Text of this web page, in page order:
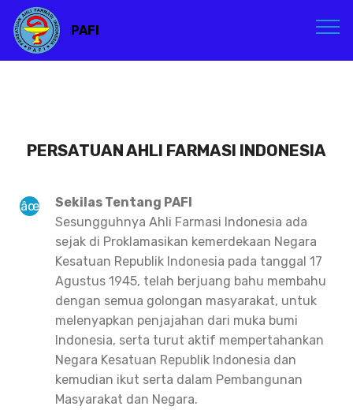
PAFI
PERSATUAN AHLI FARMASI INDONESIA
Sekilas Tentang PAFI
Sesungguhnya Ahli Farmasi Indonesia ada
sejak di Proklamasikan kemerdekaan Negara
Kesatuan Republik Indonesia pada tanggal 17
Agustus 1945, telah berjuang bahu membahu
dengan semua golongan masyarakat, untuk
melenyapkan penjajahan dari muka bumi
Indonesia, serta turut aktif mempertahankan
Negara Kesatuan Republik Indonesia dan
kemudian ikut serta dalam Pembangunan
Masyarakat dan Negara.